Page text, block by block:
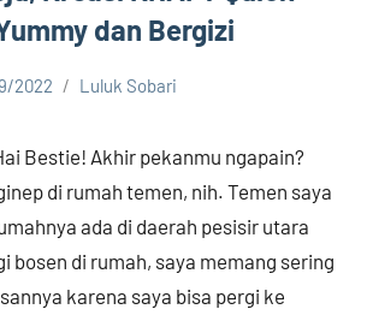
dan Bergizi
2022 Luluk Sobari
Bestie! Akhir pekanmu ngapain?
di rumah temen, nih. Temen saya
ada di daerah pesisir utara
bosen di rumah, saya memang sering
karena saya bisa pergi ke